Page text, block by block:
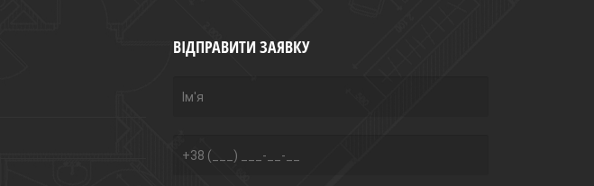
ВІДПРАВИТИ ЗАЯВКУ